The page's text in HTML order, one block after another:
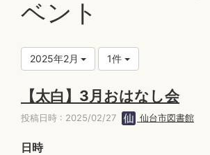
ベント
2025年2月 1件
【太白】3月おはなし会
投稿日時 : 2025/02/27 仙台市図書館
日時